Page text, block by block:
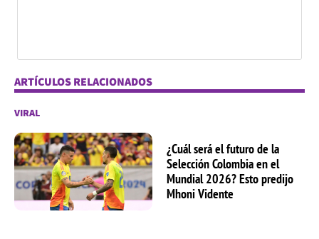
ARTÍCULOS RELACIONADOS
VIRAL
¿Cuál será el futuro de la
Selección Colombia en el
Mundial 2026? Esto predijo
Mhoni Vidente